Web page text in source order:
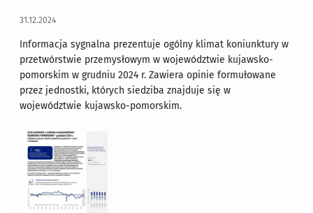
31.12.2024
Informacja sygnalna prezentuje ogólny klimat koniunktury w
przetwórstwie przemysłowym w województwie kujawsko-
pomorskim w grudniu 2024 r. Zawiera opinie formułowane
przez jednostki, których siedziba znajduje się w
województwie kujawsko-pomorskim.